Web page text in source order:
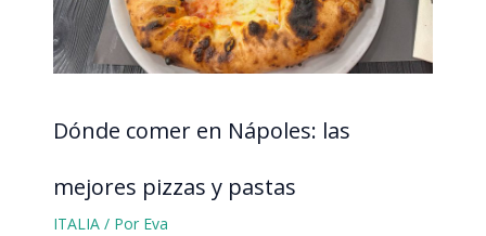
Dónde comer en Nápoles: las
mejores pizzas y pastas
ITALIA/ Por Eva